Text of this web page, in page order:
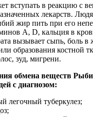
вступать в реакцию с
лекарств.
жир пить при его
A, D, кальция в
вызывает сыпь, боль
образования костной
зуд, мигрени.
обмена веществ
с диагнозом:
легочный туберкулез;